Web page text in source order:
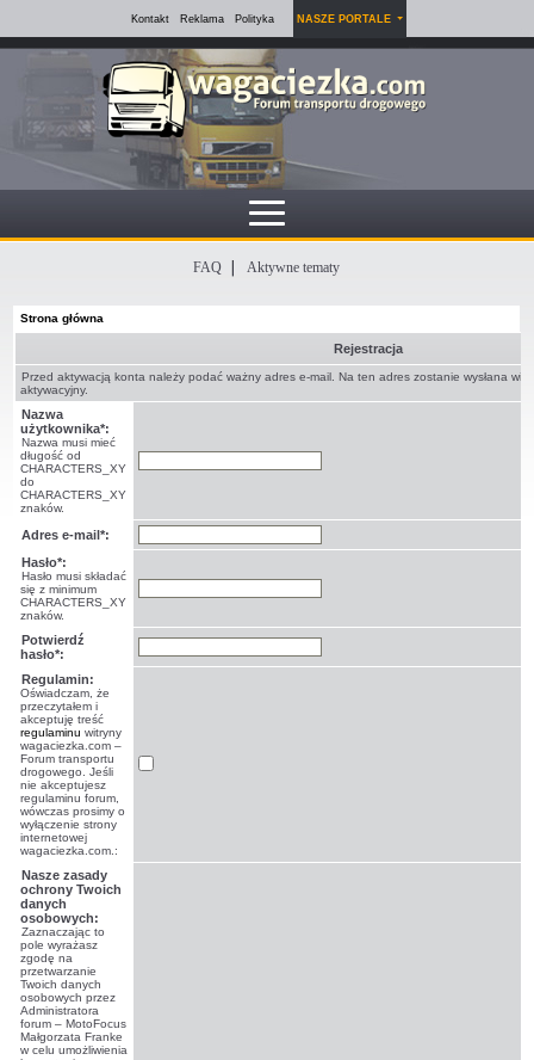
Kontakt Reklama Polityka NASZE PORTALE
FAQ Aktywne tematy
Strona główna
Rejestracja
Przed aktywacją konta należy podać ważny adres e-mail. Na ten adres zostanie wysłana
aktywacyjny.
Nazwa
użytkownika*:
Nazwa musi mieć
długość od
CHARACTERS_XY
do
CHARACTERS_XY
znaków.
Adres e-mail*:
Hasło*:
Hasło musi składać
się z minimum
CHARACTERS_XY
znaków.
Potwierdź
hasło*:
Regulamin:
Oświadczam, że
przeczytałem i
akceptuję treść
regulaminu witryny
wagaciezka.com –
Forum transportu
drogowego. Jeśli
nie akceptujesz
regulaminu forum,
wówczas prosimy o
wyłączenie strony
internetowej
wagaciezka.com.:
Nasze zasady
ochrony Twoich
danych
osobowych:
Zaznaczając to
pole wyrażasz
zgodę na
przetwarzanie
Twoich danych
osobowych przez
Administratora
forum – MotoFocus
Małgorzata Franke
w celu umożliwienia